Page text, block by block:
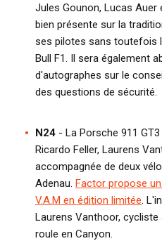
Jules Gounon, Lucas Auer
bien présente sur la
ses pilotes sans toutefois
Bull F1. Il sera également
d'autographes sur le
des questions de sécurité.
N24 - La Porsche 911
Ricardo Feller, Laurens
accompagnée de deux
Adenau. Factor propose
V.A.M en édition limitée.
Laurens Vanthoor,
roule en Canyon.